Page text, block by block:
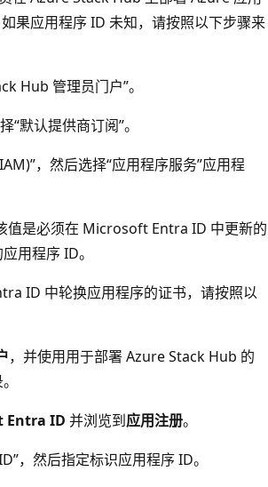
果应用程序 ID 未知，请按照以下步骤来
Hub 管理员门户”。
“默认提供商订阅”。
，然后选择“应用程序服务”应用程
值是必须在 Microsoft Entra ID 中更新的
用程序 ID。
ID 中轮换应用程序的证书，请按照以
，并使用用于部署 Azure Stack Hub 的
Entra ID 并浏览到应用注册。
，然后指定标识应用程序 ID。